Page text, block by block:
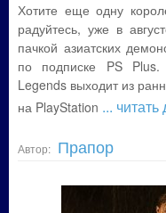
Хотите еще одну
радуйтесь, уже в
пачкой азиатских
по подписке PS Plus.
Legends выходит из
на PlayStation ...
Автор: Прапор